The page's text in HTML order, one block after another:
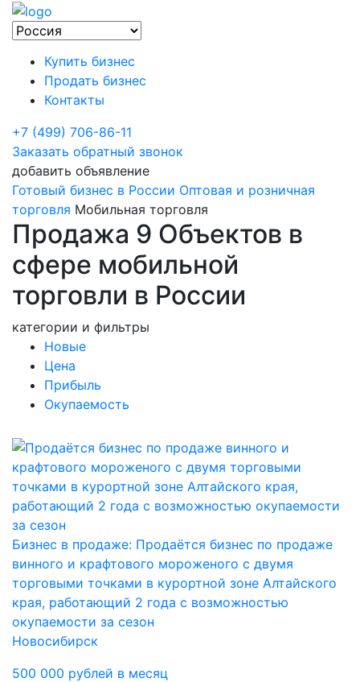
Купить бизнес
Продать бизнес
Контакты
+7 (499) 706-86-11
Заказать обратный звонок
добавить объявление
Готовый бизнес в России Оптовая и розничная
торговля Мобильная торговля
Продажа 9 Объектов в
сфере мобильной
торговли в России
категории и фильтры
Новые
Цена
Прибыль
Окупаемость
Бизнес в продаже: Продаётся бизнес по продаже
винного и крафтового мороженого с двумя
торговыми точками в курортной зоне Алтайского
края, работающий 2 года с возможностью
окупаемости за сезон
Новосибирск
500 000 рублей в месяц